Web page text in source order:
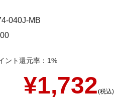
040J-MB
ント還元率：1%
¥1,732(税込)